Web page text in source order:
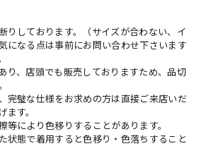
りしております。（サイズが合わない、イ
になる点は事前にお問い合わせ下さいます
り、店頭でも販売しておりますため、品切
完璧な仕様をお求めの方は直接ご来店いだ
ます。
等により色移りすることがあります。
状態で着用すると色移り・色落ちすること